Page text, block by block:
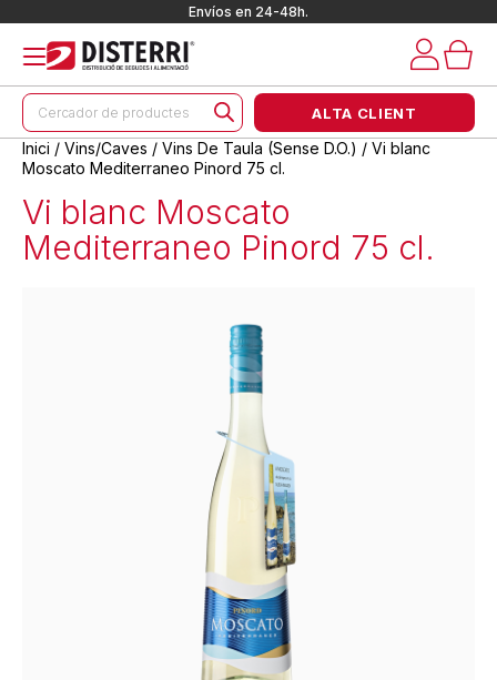
Envíos en 24-48h.
Products
search
ALTA CLIENT
Inici / Vins/Caves / Vins De Taula (Sense D.O.) / Vi blanc
Moscato Mediterraneo Pinord 75 cl.
Vi blanc Moscato
Mediterraneo Pinord 75 cl.